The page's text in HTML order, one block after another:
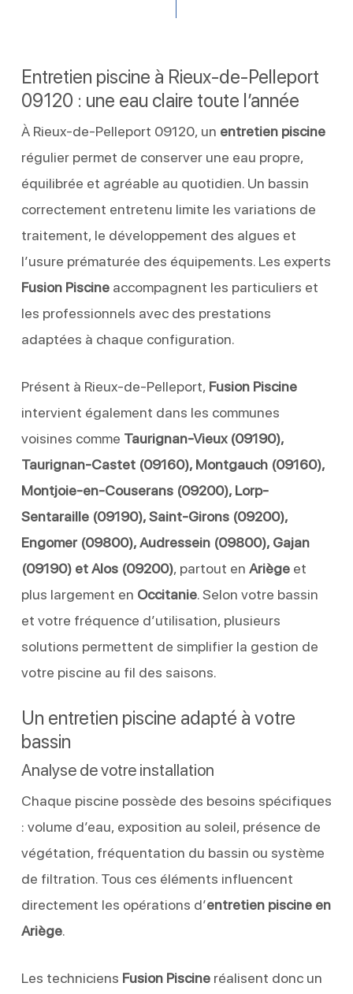
Entretien piscine à Rieux-de-Pelleport
09120 : une eau claire toute l’année
À Rieux-de-Pelleport 09120, un entretien piscine
régulier permet de conserver une eau propre,
équilibrée et agréable au quotidien. Un bassin
correctement entretenu limite les variations de
traitement, le développement des algues et
l’usure prématurée des équipements. Les experts
Fusion Piscineaccompagnent les particuliers et
les professionnels avec des prestations
adaptées à chaque configuration.
Présent à Rieux-de-Pelleport, Fusion Piscine
intervient également dans les communes
voisines comme Taurignan-Vieux (09190),
Taurignan-Castet (09160), Montgauch (09160),
Montjoie-en-Couserans (09200), Lorp-
Sentaraille (09190), Saint-Girons (09200),
Engomer (09800), Audressein (09800), Gajan
(09190) et Alos (09200), partout en Ariègeet
plus largement en Occitanie. Selon votre bassin
et votre fréquence d’utilisation, plusieurs
solutions permettent de simplifier la gestion de
votre piscine au fil des saisons.
Un entretien piscine adapté à votre
bassin
Analyse de votre installation
Chaque piscine possède des besoins spécifiques
: volume d’eau, exposition au soleil, présence de
végétation, fréquentation du bassin ou système
de filtration. Tous ces éléments influencent
directement les opérations d’entretien piscine en
Ariège.
Les techniciens Fusion Piscineréalisent donc un